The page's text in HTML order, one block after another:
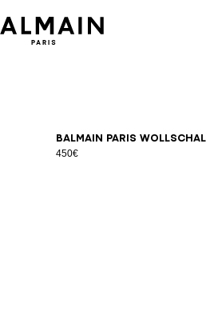
Balmain Paris Wollschal
450€